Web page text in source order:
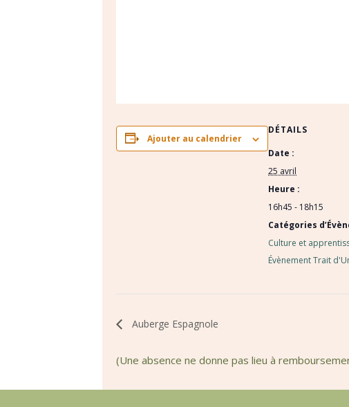
Ajouter au calendrier
DÉTAILS
Date :
25 avril
Heure :
16h45 - 18h15
Catégories
Culture et
Évènement Trait
Auberge Espagnole
(Une absence ne donne pas lieu à